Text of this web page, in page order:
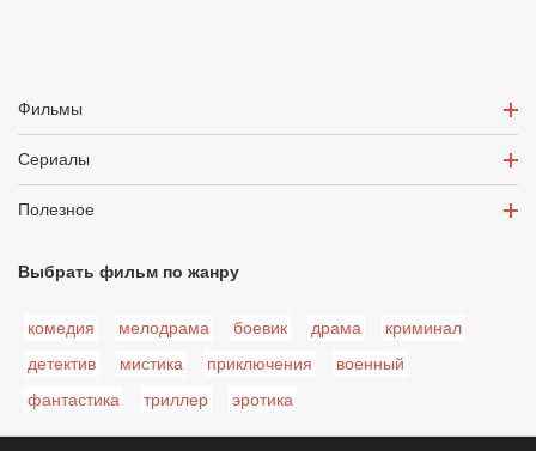
Фильмы
Сериалы
Полезное
Выбрать фильм по жанру
комедия мелодрама боевик драма
криминал
детектив
мистика приключения
военный
фантастика
триллер эротика